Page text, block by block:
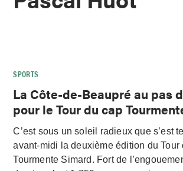
SPORTS
La Côte-de-Beaupré au pas
pour le Tour du cap
C’est sous un soleil radieux que s’est
avant-midi la deuxième édition du Tour
Tourmente Simard. Fort de